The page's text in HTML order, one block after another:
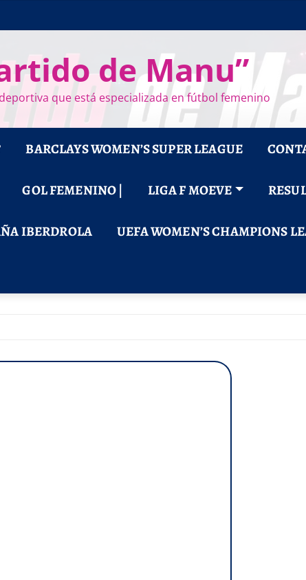
de Manu”
que está especializada en fútbol femenino
BARCLAYS WOMEN’S SUPER LEAGUE
GOL FEMENINO | LIGA F MOEVE
IBERDROLA UEFA WOMEN’S CHAMPIONS